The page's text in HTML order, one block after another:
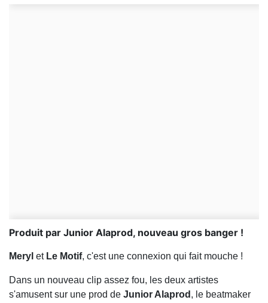
Produit par Junior Alaprod, nouveau gros banger !
Meryl etLe Motif, c'est une connexion qui fait mouche !
Dans un nouveau clip assez fou, les deux artistes
s'amusent sur une prod de Junior Alaprod , le beatmaker